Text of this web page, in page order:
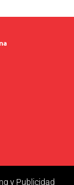
y Publicidad